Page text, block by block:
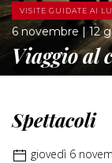
VISITE GUIDATE AI
6 novembre | 12
Viaggio al
Spettacoli
giovedì 6